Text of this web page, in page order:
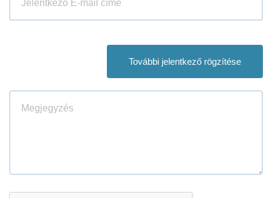
További jelentkező rögzítése